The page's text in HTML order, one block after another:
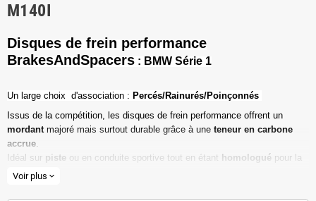
M140I
Disques de frein performance
BrakesAndSpacers : BMW Série 1
Un l arge choix d'association : Percés/Rainurés/Poinçonnés
Issus de la compétition, les disques de frein performance offrent un
mordant majoré mais surtout durable grâce à une teneur en carbone
accrue.
Idéal sur piste ou en conduite sportive tout en étant homologué pour la
route ouverte.
Voir plus expand_more